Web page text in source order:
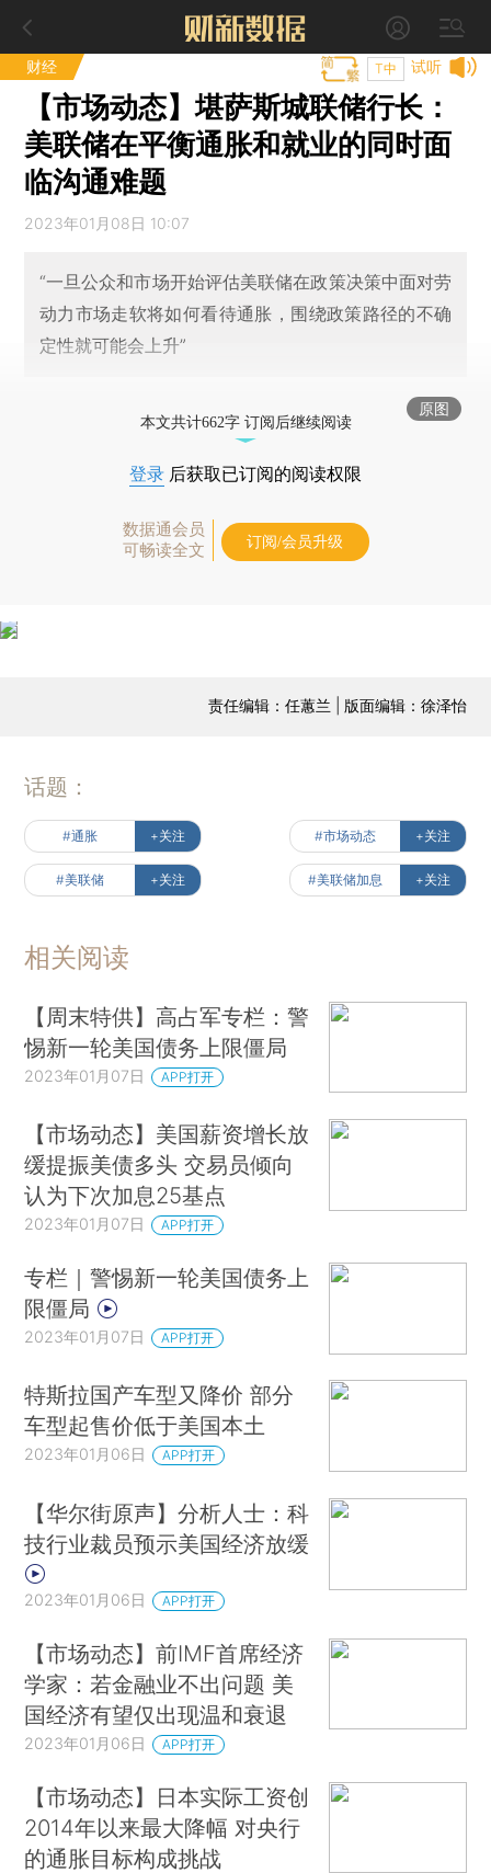
财经 试听
T中
【市场动态】堪萨斯城联储行长：
美联储在平衡通胀和就业的同时面
临沟通难题
2023年01月08日 10:07
“一旦公众和市场开始评估美联储在政策决策中面对劳
动力市场走软将如何看待通胀，围绕政策路径的不确
定性就可能会上升”
原图
本文共计662字 订阅后继续阅读
登录 后获取已订阅的阅读权限
数据通会员
可畅读全文
订阅/会员升级
责任编辑：任蕙兰 | 版面编辑：徐泽怡
话题：
#通胀 +关注 #市场动态 +关注
#美联储 +关注 #美联储加息 +关注
相关阅读
【周末特供】高占军专栏：警
惕新一轮美国债务上限僵局
2023年01月07日 APP打开
【市场动态】美国薪资增长放
缓提振美债多头 交易员倾向
认为下次加息25基点
2023年01月07日 APP打开
专栏｜警惕新一轮美国债务上
限僵局
2023年01月07日 APP打开
特斯拉国产车型又降价 部分
车型起售价低于美国本土
2023年01月06日 APP打开
【华尔街原声】分析人士：科
技行业裁员预示美国经济放缓
2023年01月06日 APP打开
【市场动态】前IMF首席经济
学家：若金融业不出问题 美
国经济有望仅出现温和衰退
2023年01月06日 APP打开
【市场动态】日本实际工资创
2014年以来最大降幅 对央行
的通胀目标构成挑战